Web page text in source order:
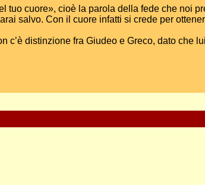
tuo cuore», cioè la parola della fede che noi
salvo. Con il cuore infatti si crede per
distinzione fra Giudeo e Greco, dato che